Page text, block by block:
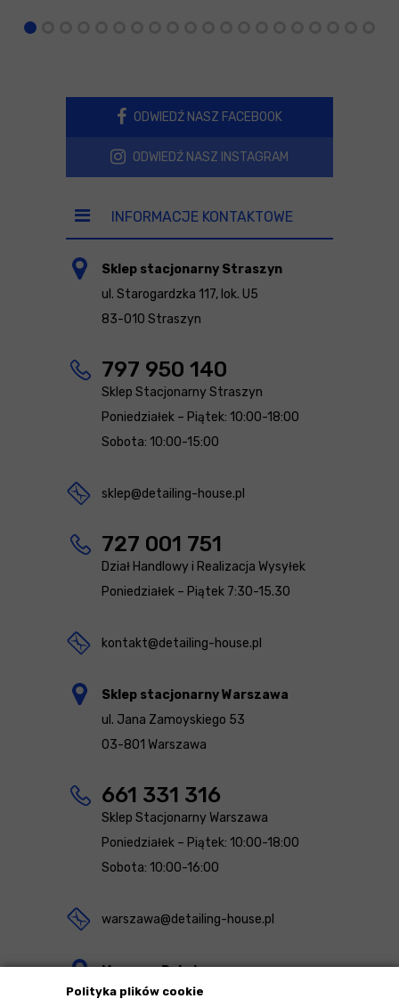
Polityka plików cookie
ODWIEDŹ NASZ FACEBOOK
ODWIEDŹ NASZ INSTAGRAM
INFORMACJE KONTAKTOWE
Sklep stacjonarny Straszyn
ul. Starogardzka 117, lok. U5
83-010 Straszyn
797 950 140
Sklep Stacjonarny Straszyn
Poniedziałek – Piątek: 10:00-18:00
Sobota: 10:00-15:00
sklep@detailing-house.pl
727 001 751
Dział Handlowy i Realizacja Wysyłek
Poniedziałek – Piątek 7:30-15.30
kontakt@detailing-house.pl
Sklep stacjonarny Warszawa
ul. Jana Zamoyskiego 53
03-801 Warszawa
661 331 316
Sklep Stacjonarny Warszawa
Poniedziałek – Piątek: 10:00-18:00
Sobota: 10:00-16:00
warszawa@detailing-house.pl
Magazyn Rekcin
Nomos Sp. z o.o. sp.k.